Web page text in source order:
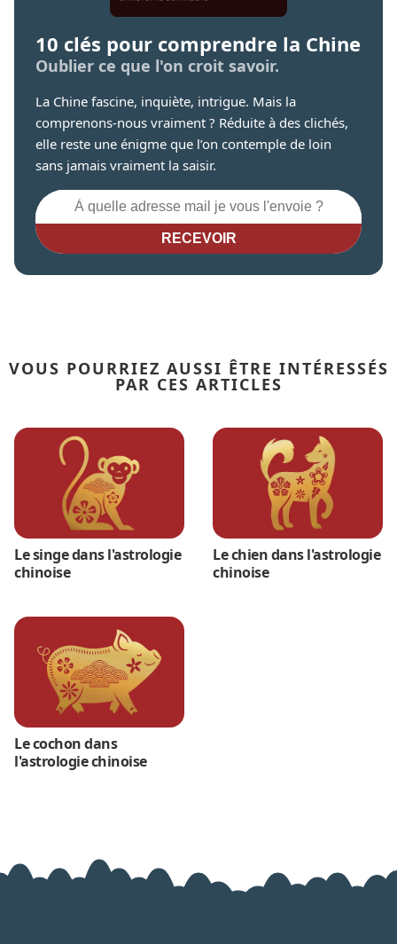
10 clés pour comprendre la Chine
Oublier ce que l'on croit savoir.
La Chine fascine, inquiète, intrigue. Mais la
comprenons-nous vraiment ? Réduite à des clichés,
elle reste une énigme que l’on contemple de loin
sans jamais vraiment la saisir.
RECEVOIR
VOUS POURRIEZ AUSSI ÊTRE INTÉRESSÉS
PAR CES ARTICLES
Le singe dans l'astrologie
chinoise
Le chien dans l'astrologie
chinoise
Le cochon dans
l'astrologie chinoise